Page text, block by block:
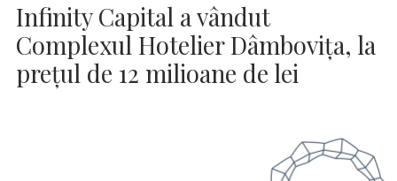
Infinity Capital a vândut
Complexul Hotelier Dâmbovița, la
prețul de 12 milioane de lei